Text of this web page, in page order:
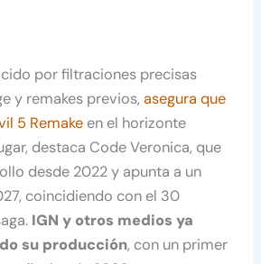
por filtraciones precisas
y remakes previos,asegura que
5 Remake en el horizonte
destaca Code Veronica, que
desde 2022 y apunta a un
coincidiendo con el 30
IGN y otros medios ya
su producción, con un primer